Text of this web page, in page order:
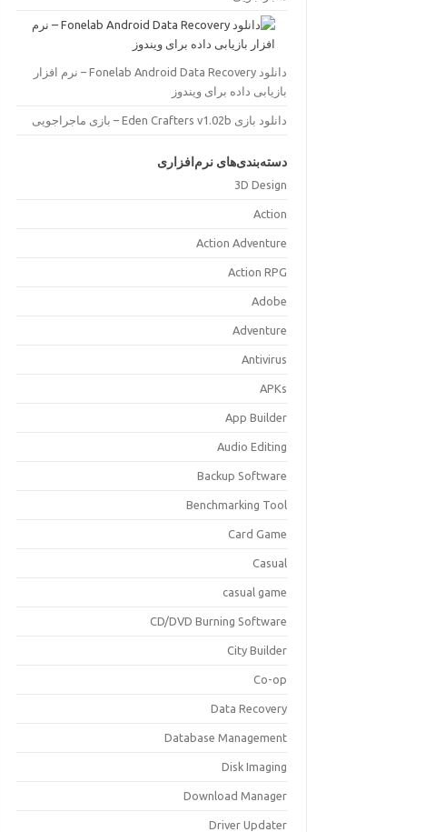
دانلود Fonelab Android Data Recovery – نرم افزار
بازیابی داده برای ویندوز
دانلود بازی Eden Crafters v1.02b – بازی ماجراجویی
دسته‌بندی‌های نرم‌افزاری
3D Design
Action
Action Adventure
Action RPG
Adobe
Adventure
Antivirus
APKs
App Builder
Audio Editing
Backup Software
Benchmarking Tool
Card Game
Casual
casual game
CD/DVD Burning Software
City Builder
Co-op
Data Recovery
Database Management
Disk Imaging
Download Manager
Driver Updater